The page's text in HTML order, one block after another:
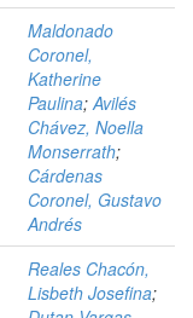
Maldonado
Coronel,
Katherine
Paulina;Avilés
Chávez, Noella
Monserrath;
Cárdenas
Coronel, Gustavo
Andrés
Reales Chacón,
Lisbeth Josefina;